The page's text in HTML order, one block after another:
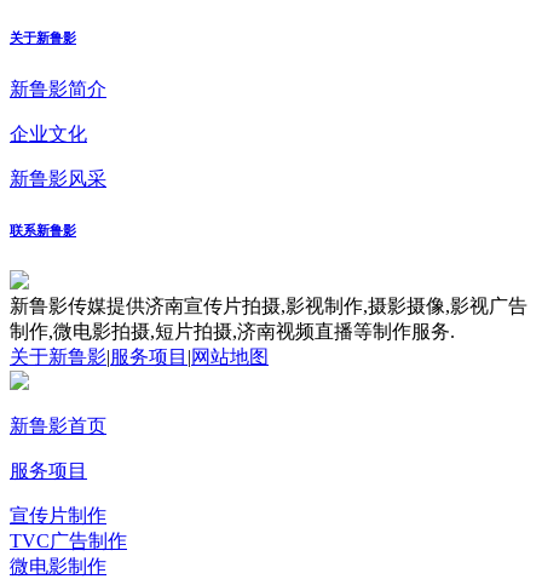
关于新鲁影
新鲁影简介
企业文化
新鲁影风采
联系新鲁影
新鲁影传媒提供济南宣传片拍摄,影视制作,摄影摄像,影视广告
制作,微电影拍摄,短片拍摄,济南视频直播等制作服务.
关于新鲁影|服务项目 |网站地图
新鲁影首页
服务项目
宣传片制作
TVC广告制作
微电影制作